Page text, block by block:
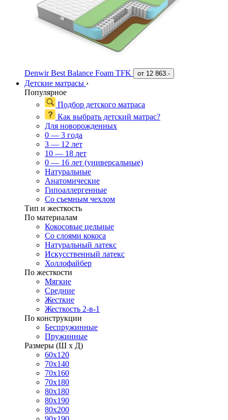
Denwir Best Balance Foam TFK от 12 863.-
Детские матрасы ›
Популярное
Подбор детского матраса
Как выбрать детский матрас?
Для новорожденных
0 — 3 года
3 — 12 лет
10 — 18 лет
0 — 16 лет (универсальные)
Натуральные
Анатомические
Гипоаллергенные
Со съемным чехлом
Тип и жесткость
По материалам
Кокосовые цельные
Со слоями кокоса
Натуральный латекс
Искусственный латекс
Холлофайбер
По жесткости
Мягкие
Средние
Жесткие
Жесткость 2-в-1
По конструкции
Беспружинные
Пружинные
Размеры (Ш х Д)
60х120
70х140
70х160
70х180
80х180
80х190
80х200